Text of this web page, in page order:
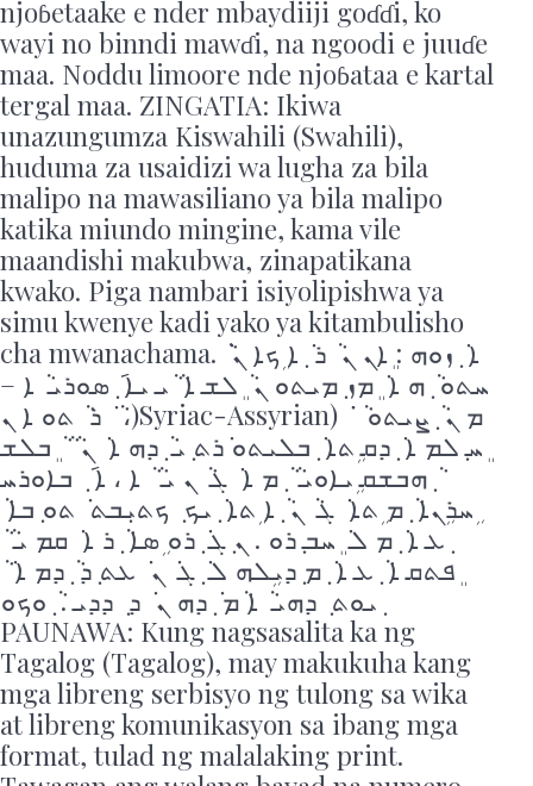
njoɓetaake e nder mbaydiiji goɗɗi, ko
wayi no binndi mawɗi, na ngoodi e juuɗe
maa. Noddu limoore nde njoɓataa e kartal
tergal maa. ZINGATIA: Ikiwa
unazungumza Kiswahili (Swahili),
huduma za usaidizi wa lugha za bila
malipo na mawasiliano ya bila malipo
katika miundo mingine, kama vile
maandishi makubwa, zinapatikana
kwako. Piga nambari isiyolipishwa ya
simu kwenye kadi yako ya kitambulisho
cha mwanachama. ܵܐ ܿ ܼܙܘܗ : ܸܐܢ ܢ ܵ ܪ ܿ ܼܐ ܹܟܐ ܢ ܿ
ܚܬܘ ܵ ܼܗ ܐ ܿ ܸܡܙ ܼܡܝܬܘ ܢ ܵ ܸܠܫ ܐ ܵ ܵܝ ܝܐ ݇ ܼܣܘܪܝ ܵ ܐ –
ܵ ܿ ܪ ܵ ܬܘ ܐ ܢ ،)Syriac-Assyrian) ܿ ܿ ܡ ܢ ܵ ܼܨܝܬܘ ܵ
ܸܚ ܼܠܡ ܐ ܿ ܼܕܩ ܹܬܐ ܿ ܼܒܠܝܬܘ ܿܪܬ ܼܝ ܵ ܼܕܗ ܐ ܿ ܢ ܵ ܵ ܵ ܸܒܠܫ
ܵ ݂ܗܒܫܩ ܹܝܐܘܝ ܵ ܵ ܼܡ ܐ ܿ ܓ ܵ ܢ ܝ ܵ ܵ ܐ ، ܐ ݇ ܼ ܒܐܘܪܚ
ܹܚܪܹܢܐ ܵ ܼܡ ܹܬܐ ܿ ܓ ܵ ܢ ܵ ܼܐ ܹܬܐ ܿ ݂ܝܟ ܼ ܟܬܝ݂ܒܬ ܿ ܬܘ ܼܒܐ ܵ
ܼܥ ܐ ܿ ܼܡ ܠ ܿ ܸܚܒ ܼܪܘ . ܢ ܼܓ ܿ ܼܪܘ ܹܣܐ ܵ ܼܪ ܐ ܿ ܩܡ ܝ ܵ ܵ
ܸܦܬܩ ܐ ܵ ܼܥ ܐ ܿ ܼܡ ܼܕܝܹܠܗ ܠ ܿ ܼܓ ܿ ܢ ܿ ܥܬ ܼܕ ܵ ܼܕܡ ܐ ܿ ܵ
ܼܝܘܬ ܼ ܕܗܝ ܵ ܐ ܵܡ ܿ ܼܕܗ ܢ ܿ ܕ ܼ ܕܕܝ . ܵ ݂ܘܟܘ
PAUNAWA: Kung nagsasalita ka ng
Tagalog (Tagalog), may makukuha kang
mga libreng serbisyo ng tulong sa wika
at libreng komunikasyon sa ibang mga
format, tulad ng malalaking print.